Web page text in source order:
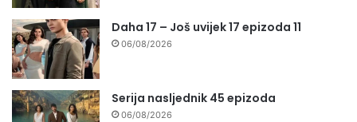
Daha 17 – Još uvijek 17 epizoda 11
06/08/2026
Serija nasljednik 45 epizoda
06/08/2026